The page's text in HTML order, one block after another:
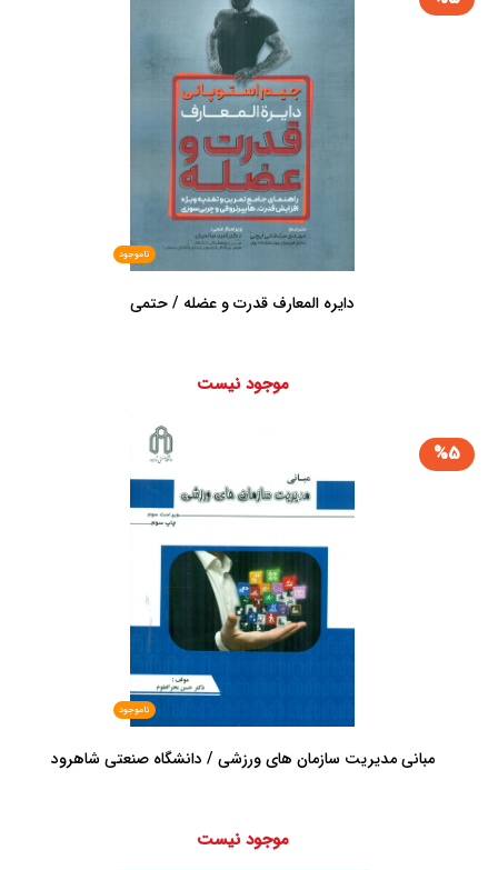
ناموجود
دایره المعارف قدرت و عضله / حتمی
موجود نیست
%5
ناموجود
مبانی مدیریت سازمان های ورزشی / دانشگاه صنعتی شاهرود
موجود نیست